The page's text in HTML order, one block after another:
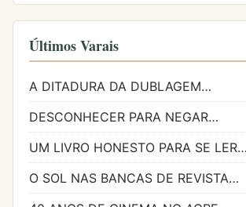
Últimos Varais
A DITADURA DA DUBLAGEM…
DESCONHECER PARA NEGAR…
UM LIVRO HONESTO PARA SE LER…
O SOL NAS BANCAS DE REVISTA…